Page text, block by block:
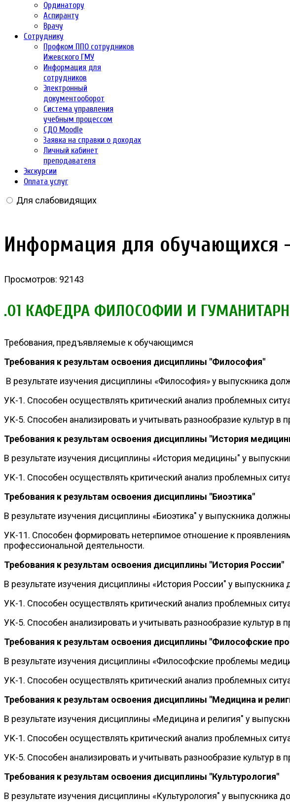
Ординатору
Аспиранту
Врачу
Сотруднику
Профком ППО сотрудников
Ижевского ГМУ
Информация для
сотрудников
Электронный
документооборот
Система управления
учебным процессом
СДО Moodle
Заявка на справки о доходах
Личный кабинет
преподавателя
Экскурсии
Оплата услуг
Для слабовидящих
Информация для обучающихся
Просмотров: 92143
.01 КАФЕДРА ФИЛОСОФИИ И
Требования, предъявляемые к обучающимся
Требования к результам освоения дисциплины "Философия"
В результате изучения дисциплины «Философия» у выпускника
УК-1. Способен осуществлять критический анализ проблемных
УК-5. Способен анализировать и учитывать разнообразие культур в
Требования к результам освоения дисциплины "История
В результате изучения дисциплины «История медицины" у
УК-1. Способен осуществлять критический анализ проблемных
Требования к результам освоения дисциплины "Биоэтика"
В результате изучения дисциплины «Биоэтика" у выпускника
УК-11. Способен формировать нетерпимое отношение к
профессиональной деятельности.
Требования к результам освоения дисциплины "История России"
В результате изучения дисциплины «История России" у
УК-1. Способен осуществлять критический анализ проблемных
УК-5. Способен анализировать и учитывать разнообразие культур в
Требования к результам освоения дисциплины "Философские
В результате изучения дисциплины «Философские проблемы
УК-1. Способен осуществлять критический анализ проблемных
Требования к результам освоения дисциплины "Медицина и
В результате изучения дисциплины «Медицина и религия" у
УК-1. Способен осуществлять критический анализ проблемных
УК-5. Способен анализировать и учитывать разнообразие культур в
Требования к результам освоения дисциплины "Культурология"
В результате изучения дисциплины «Культурология" у